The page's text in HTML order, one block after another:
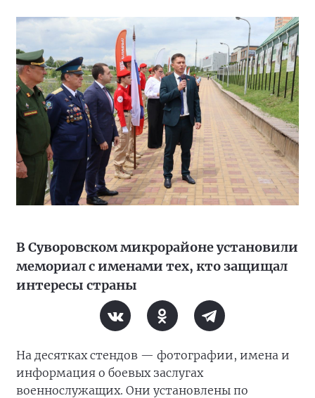
В Суворовском микрорайоне установили
мемориал с именами тех, кто защищал
интересы страны
На десятках стендов — фотографии, имена и
информация о боевых заслугах
военнослужащих. Они установлены по